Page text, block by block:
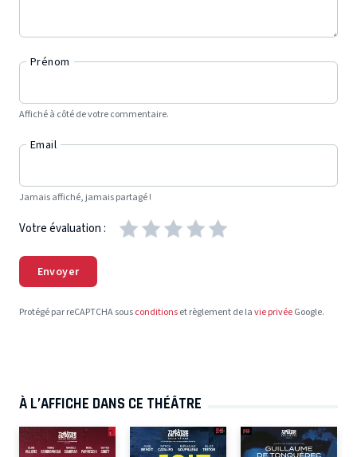
Prénom
Affiché à côté de votre commentaire.
Email
Jamais affiché, jamais partagé !
Votre évaluation :
Envoyer
Protégé par reCAPTCHA sousconditionset règlement de lavie privéeGoogle.
À L’AFFICHE DANS CE THÉÂTRE